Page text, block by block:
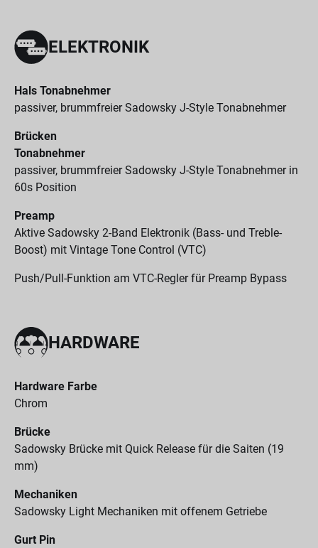
ELEKTRONIK
Hals Tonabnehmer
passiver, brummfreier Sadowsky J-Style Tonabnehmer
Brücken
Tonabnehmer
passiver, brummfreier Sadowsky J-Style Tonabnehmer in
60s Position
Preamp
Aktive Sadowsky 2-Band Elektronik (Bass- und Treble-
Boost) mit Vintage Tone Control (VTC)
Push/Pull-Funktion am VTC-Regler für Preamp Bypass
HARDWARE
Hardware Farbe
Chrom
Brücke
Sadowsky Brücke mit Quick Release für die Saiten (19
mm)
Mechaniken
Sadowsky Light Mechaniken mit offenem Getriebe
Gurt Pin